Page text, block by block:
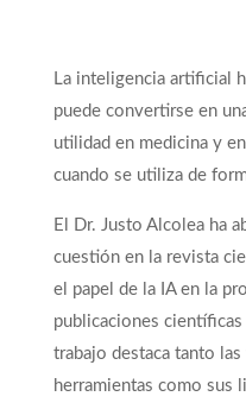
La inteligencia artificial
puede convertirse en
utilidad en medicina y
cuando se utiliza de
El Dr. Justo Alcolea ha
cuestión en la revista
el papel de la IA en la
publicaciones científicas
trabajo destaca tanto las
herramientas como sus